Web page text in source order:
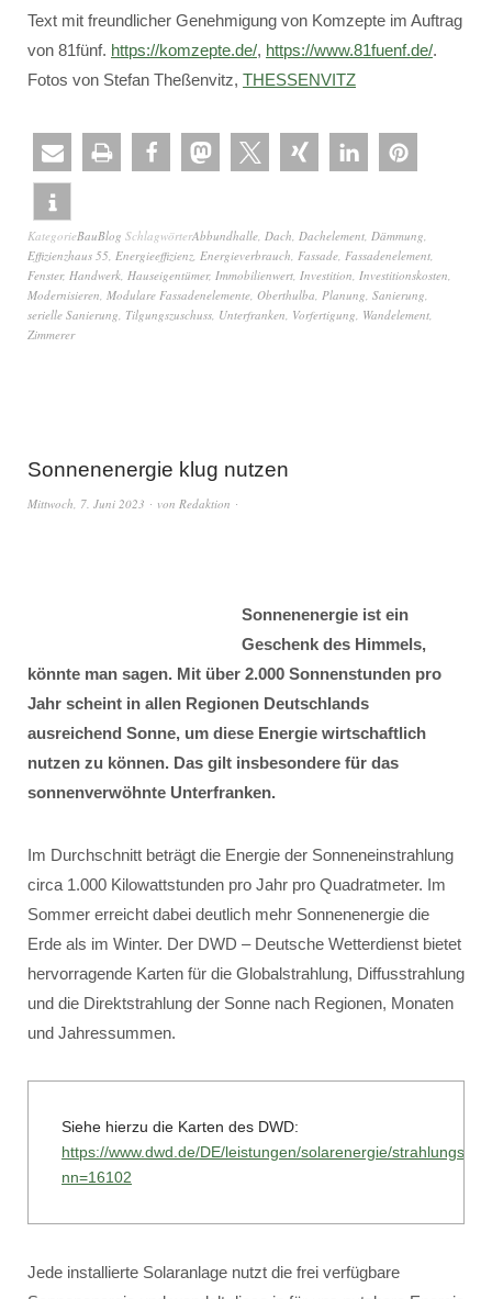
Text mit freundlicher Genehmigung von Komzepte im Auftrag
von 81fünf. https://komzepte.de/, https://www.81fuenf.de/.
Fotos von Stefan Theßenvitz, THESSENVITZ
KategorieBauBlog SchlagwörterAbbundhalle, Dach, Dachelement, Dämmung,
Effizienzhaus 55, Energieeffizienz, Energieverbrauch, Fassade, Fassadenelement,
Fenster, Handwerk, Hauseigentümer, Immobilienwert, Investition, Investitionskosten,
Modernisieren, Modulare Fassadenelemente, Oberthulba, Planung, Sanierung,
serielle Sanierung, Tilgungszuschuss, Unterfranken, Vorfertigung, Wandelement,
Zimmerer
Sonnenenergie klug nutzen
Mittwoch, 7. Juni 2023 von Redaktion
Sonnenenergie ist ein
Geschenk des Himmels,
könnte man sagen. Mit über 2.000 Sonnenstunden pro
Jahr scheint in allen Regionen Deutschlands
ausreichend Sonne, um diese Energie wirtschaftlich
nutzen zu können. Das gilt insbesondere für das
sonnenverwöhnte Unterfranken.
Im Durchschnitt beträgt die Energie der Sonneneinstrahlung
circa 1.000 Kilowattstunden pro Jahr pro Quadratmeter. Im
Sommer erreicht dabei deutlich mehr Sonnenenergie die
Erde als im Winter. Der DWD – Deutsche Wetterdienst bietet
hervorragende Karten für die Globalstrahlung, Diffusstrahlung
und die Direktstrahlung der Sonne nach Regionen, Monaten
und Jahressummen.
Siehe hierzu die Karten des DWD:
https://www.dwd.de/DE/leistungen/solarenergie/
nn=16102
Jede installierte Solaranlage nutzt die frei verfügbare